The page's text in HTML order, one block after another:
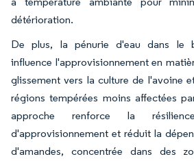
détérioration.
De plus, la pénurie d'eau dans le
influence l'approvisionnement en
glissement vers la culture de l'avoine
régions tempérées moins affectées
approche renforce la
d'approvisionnement et réduit la
d'amandes, concentrée dans des